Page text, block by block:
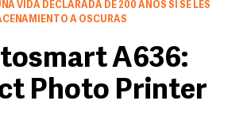
VIDA DECLARADA DE 200 AÑOS SI SE LES
A OSCURAS
A636:
Photo Printer